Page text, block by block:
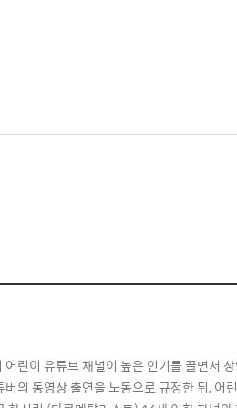
어린이 유튜브 채널이 높은 인기를 끌면서
의 동영상 출연을 노동으로 규정한 뒤, 어